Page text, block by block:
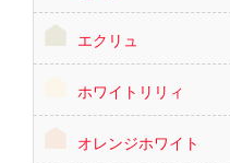
エクリュ
ホワイトリリィ
オレンジホワイト